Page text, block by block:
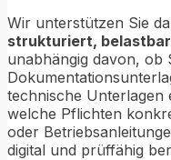
Wir unterstützen Sie
strukturiert,
unabhängig davon, ob
technische Unterlagen
welche Pflichten
oder
digital und prüffähig